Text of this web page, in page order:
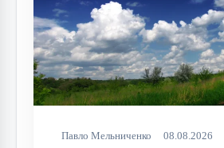
Павло Мельниченко 08.08.2026